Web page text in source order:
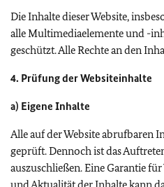
Die Inhalte dieser Website,
alle Multimediaelemente und -
geschützt. Alle Rechte an den
4. Prüfung der Websiteinhalte
a) Eigene Inhalte
Alle auf der Website abrufbaren
geprüft. Dennoch ist das
auszuschließen. Eine Garantie